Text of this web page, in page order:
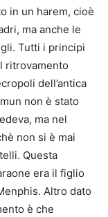
in un harem, cioè
ma anche le
Tutti i principi
ritrovamento
dell’antica
non è stato
ma nel
non si è mai
Questa
era il figlio
Altro dato
è che